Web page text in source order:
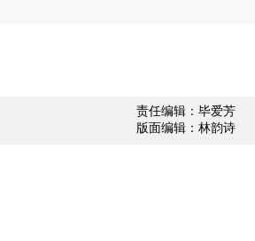
责任编辑：毕爱芳
版面编辑：林韵诗